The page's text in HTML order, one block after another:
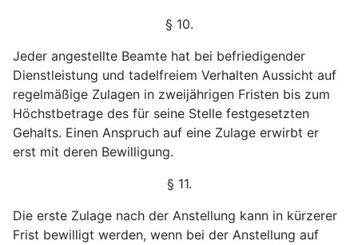
§ 10.
Jeder angestellte Beamte hat bei befriedigender
Dienstleistung und tadelfreiem Verhalten Aussicht auf
regelmäßige Zulagen in zweijährigen Fristen bis zum
Höchstbetrage des für seine Stelle festgesetzten
Gehalts. Einen Anspruch auf eine Zulage erwirbt er
erst mit deren Bewilligung.
§ 11.
Die erste Zulage nach der Anstellung kann in kürzerer
Frist bewilligt werden, wenn bei der Anstellung auf